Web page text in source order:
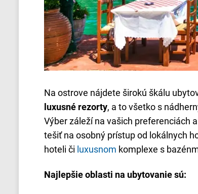
Na ostrove nájdete širokú škálu
luxusné rezorty, a to všetko s
Výber záleží na vašich preferenciách
tešiť na osobný prístup od lokálnych
hoteli či luxusnom komplexe s
Najlepšie oblasti na ubytovanie sú: